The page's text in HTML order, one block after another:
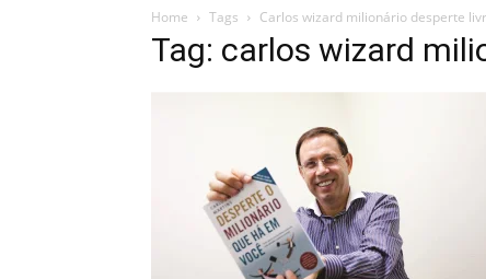
Home Tags Carlos wizard milionário desperte
Tag: carlos wizard